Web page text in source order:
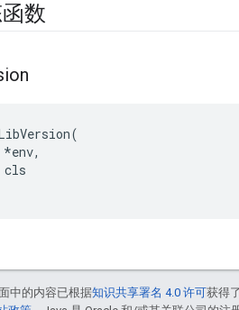
数
cls
中的内容已根据知识共享署名 4.0 许可获得